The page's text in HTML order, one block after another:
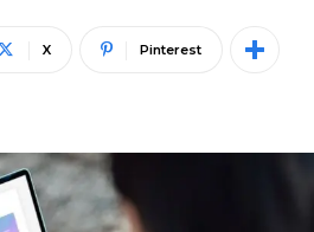
X Pinterest